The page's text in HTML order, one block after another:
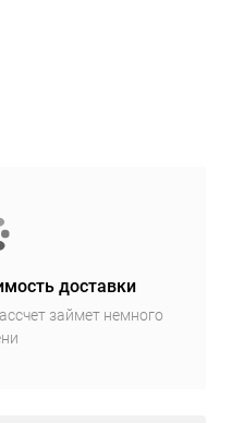
доставки
займет немного